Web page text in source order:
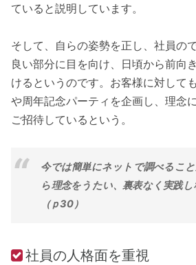
ていると説明しています。
そして、自らの姿勢を正し、社員の
良い部分に目を向け、日頃から前向
けるというのです。お客様に対して
や周年記念パーティを企画し、理念
ご招待しているという。
今では簡単にネットで調べるこ
ら理念をうたい、裏表なく実践
（ｐ30）
社員の人格面を重視